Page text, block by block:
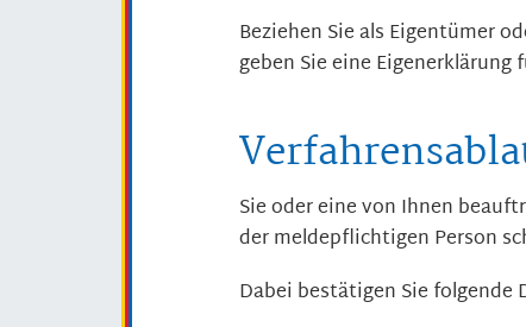
Beziehen Sie als Eigentümer
geben Sie eine Eigenerklärung
Sie oder eine von Ihnen
der meldepflichtigen Person
Dabei bestätigen Sie folgende